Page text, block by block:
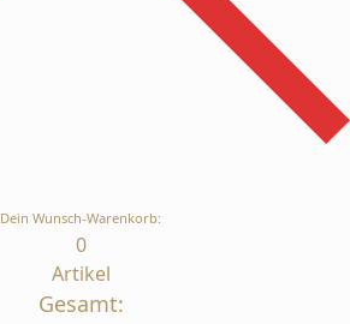
Dein Wunsch-Warenkorb:
0
Artikel
Gesamt: